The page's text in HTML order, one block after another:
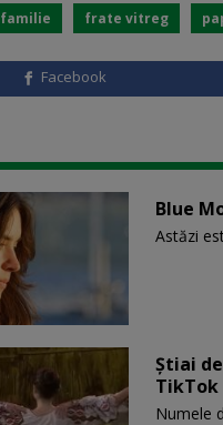
familie frate vitreg
Facebook
Blue
Astăzi
Știai
TikTok
Numele